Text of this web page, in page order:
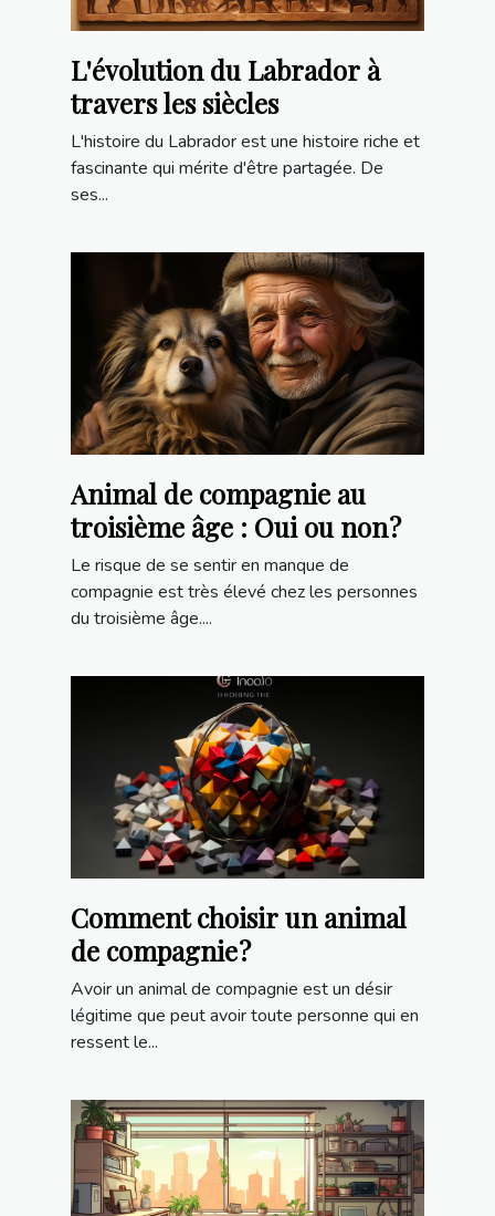
L'évolution du Labrador à
travers les siècles
L'histoire du Labrador est une histoire riche et
fascinante qui mérite d'être partagée. De
ses...
Animal de compagnie au
troisième âge : Oui ou non ?
Le risque de se sentir en manque de
compagnie est très élevé chez les personnes
du troisième âge....
Comment choisir un animal
de compagnie ?
Avoir un animal de compagnie est un désir
légitime que peut avoir toute personne qui en
ressent le...